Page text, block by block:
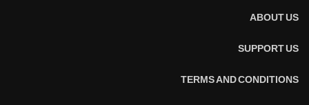
ABOUT US
SUPPORT US
TERMS AND CONDITIONS